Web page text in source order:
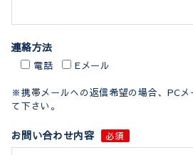
連絡方法
電話 Eメール
※携帯メールへの返信希望の場合、PCメ
て下さい。
お問い合わせ内容 必須